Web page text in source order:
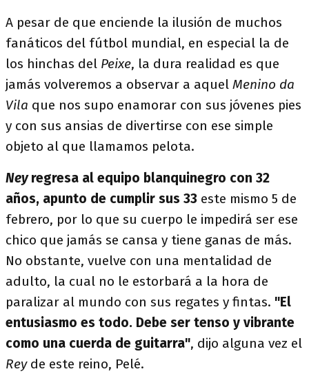
A pesar de que enciende la ilusión de muchos
fanáticos del fútbol mundial, en especial la de
los hinchas del Peixe, la dura realidad es que
jamás volveremos a observar a aquel Menino da
Vila que nos supo enamorar con sus jóvenes pies
y con sus ansias de divertirse con ese simple
objeto al que llamamos pelota.
Neyregresa al equipo blanquinegro con 32
años, apunto de cumplir sus 33 este mismo 5 de
febrero, por lo que su cuerpo le impedirá ser ese
chico que jamás se cansa y tiene ganas de más.
No obstante, vuelve con una mentalidad de
adulto, la cual no le estorbará a la hora de
paralizar al mundo con sus regates y fintas. "El
entusiasmo es todo. Debe ser tenso y vibrante
como una cuerda de guitarra", dijo alguna vez el
Rey de este reino, Pelé.